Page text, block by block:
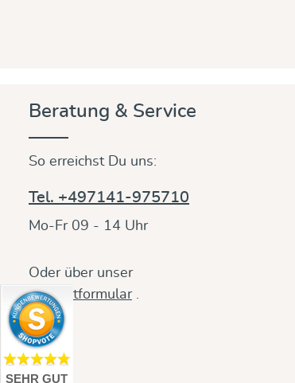
Beratung & Service
So erreichst Du uns:
Tel. +497141-975710
Mo-Fr 09 - 14 Uhr
Oder über unser
Kontaktformular.
SEHR GUT